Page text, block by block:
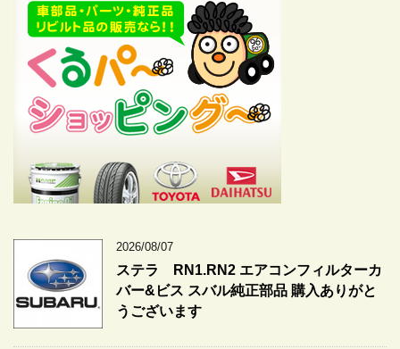
2026/08/07
ステラ RN1.RN2 エアコンフィルターカ
バー&ビス スバル純正部品 購入ありがと
うございます